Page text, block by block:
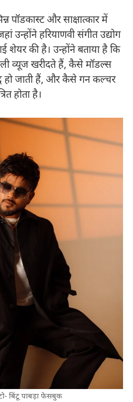
पॉडकास्ट और साक्षात्कार में
उन्होंने हरियाणवी संगीत उद्योग
शेयर की है। उन्होंने बताया है कि
व्यूज खरीदते हैं, कैसे मॉडल्स
हो जाती हैं, और कैसे गन कल्चर
होता है।
बिंटू पाबड़ा फेसबुक